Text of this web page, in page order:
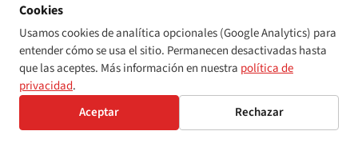
Nivel 1 — multas administrativas y multas coercitivas en
virtud de los dos estatutos de TIC
El artículo 30 del EAA obliga a toda jurisdicción de transposición
— incluidos los Estados AELC-EEE — a establecer sanciones
«efectivas, proporcionadas y disuasorias». La ley noruega de
2024 implementa esto mediante dos instrumentos de sanción
Cookies
Usamos cookies de analítica opcionales (Google Analytics) para
entender cómo se usa el sitio. Permanecen desactivadas hasta
que las aceptes. Más información en nuestra política de
privacidad.
Aceptar
Rechazar